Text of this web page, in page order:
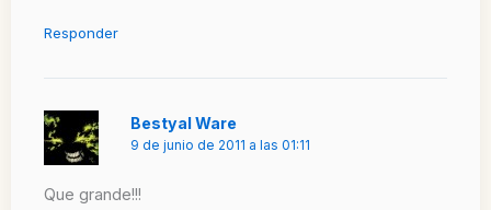
Responder
Bestyal Ware
9 de junio de 2011 a las 01:11
Que grande!!!